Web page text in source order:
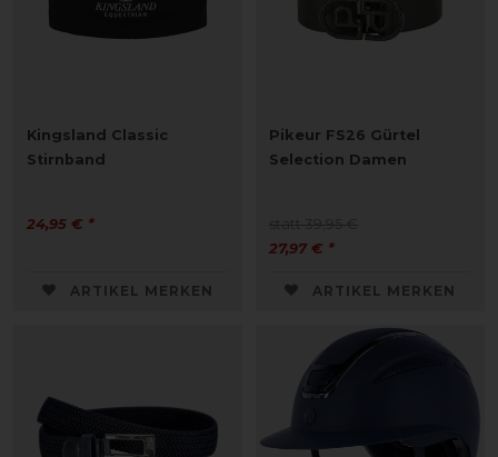
Kingsland Classic
Stirnband
24,95 € *
ARTIKEL MERKEN
Pikeur FS26 Gürtel
Selection Damen
27,97 € *
ARTIKEL MERKEN